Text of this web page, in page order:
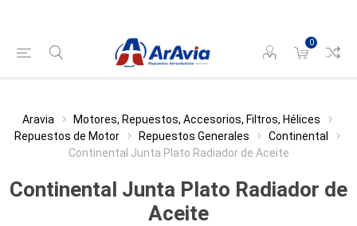
0
Aravia
Motores, Repuestos, Accesorios, Filtros, Hélices
Repuestos de Motor
Repuestos Generales
Continental
Continental Junta Plato Radiador de Aceite
Continental Junta Plato Radiador de
Aceite